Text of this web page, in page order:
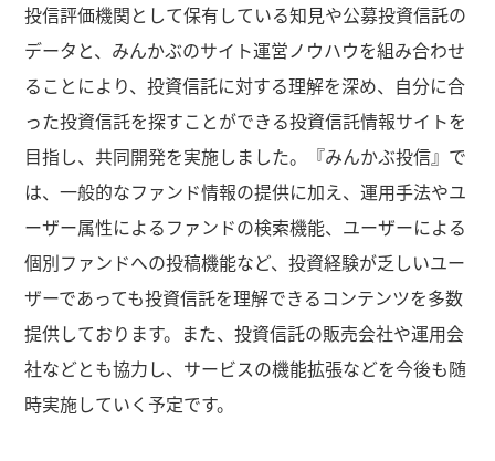
投信評価機関として保有している知見や公募投資信託の
データと、みんかぶのサイト運営ノウハウを組み合わせ
ることにより、投資信託に対する理解を深め、自分に合
った投資信託を探すことができる投資信託情報サイトを
目指し、共同開発を実施しました。『みんかぶ投信』で
は、一般的なファンド情報の提供に加え、運用手法やユ
ーザー属性によるファンドの検索機能、ユーザーによる
個別ファンドへの投稿機能など、投資経験が乏しいユー
ザーであっても投資信託を理解できるコンテンツを多数
提供しております。また、投資信託の販売会社や運用会
社などとも協力し、サービスの機能拡張などを今後も随
時実施していく予定です。